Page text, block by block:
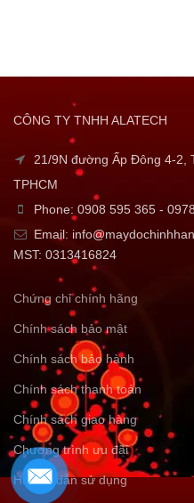
CÔNG TY TNHH ALATECH
21/9N đường Ấp Đông 4-2,
TPHCM
Phone: 0908 595 365 -
Email:
MST: 0313416824
Chứng chỉ chính hãng
Chính sách bảo mật
Chính sách bảo hành
Chính sách thanh toán
Chính sách giao hàng
Chương trình ưu đãi
Hướng dẫn sử dụng